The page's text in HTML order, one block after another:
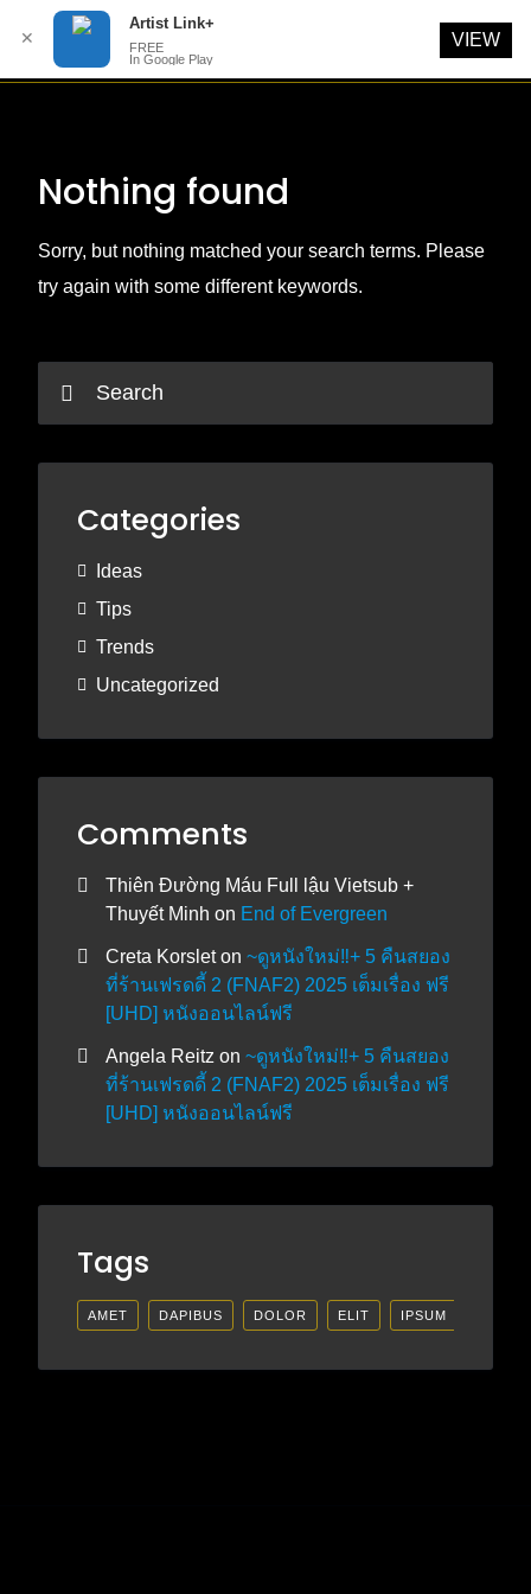
Nothing found
Sorry, but nothing matched your search terms. Please
try again with some different keywords.
Categories
Ideas
Tips
Trends
Uncategorized
Comments
Thiên Đường Máu Full lậu Vietsub +
Thuyết Minh on End of Evergreen
Creta Korsleton ~ดูหนังใหม่‼️+ 5 คืนสยอง
ที่ร้านเฟรดดี้ 2 (FNAF2) 2025 เต็มเรื่อง ฟรี
[UHD] หนังออนไลน์ฟรี
Angela Reitz on ~ดูหนังใหม่‼️+ 5 คืนสยอง
ที่ร้านเฟรดดี้ 2 (FNAF2) 2025 เต็มเรื่อง ฟรี
[UHD] หนังออนไลน์ฟรี
Tags
AMET DAPIBUS DOLOR ELIT IPSUM
✕
Artist Link+
FREE
In Google Play
VIEW